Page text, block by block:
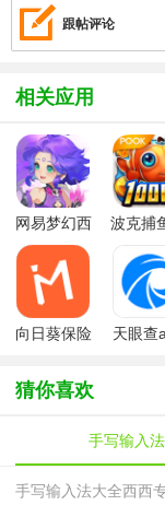
跟帖评论
相关应用
网易梦幻西
游手游
波克捕
2022微
本
向日葵保险
本
天眼查
猜你喜欢
手写输入法
手写输入法大全西西